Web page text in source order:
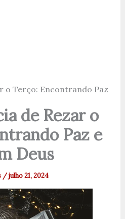
o Terço: Encontrando Paz
de Rezar o
Paz e
Deus
/julho 21, 2024